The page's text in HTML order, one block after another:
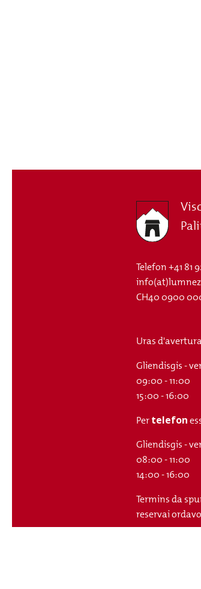
Telefon+41 81
CH40 0900
Uras
Gliendisgis -
09:00 - 11:00
15:00 - 16:00
Pertelefon
Gliendisgis -
08:00 - 11:00
14:00 - 16:00
Termins da
reservai